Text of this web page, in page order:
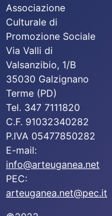
Associazione
Culturale di
Promozione Sociale
Via Valli di
Valsanzibio, 1/B
35030 Galzignano
Terme (PD)
Tel. 347 7111820
C.F. 91032340282
P.IVA 05477850282
E-mail:
info@arteuganea.net
PEC:
arteuganea.net@pec.it